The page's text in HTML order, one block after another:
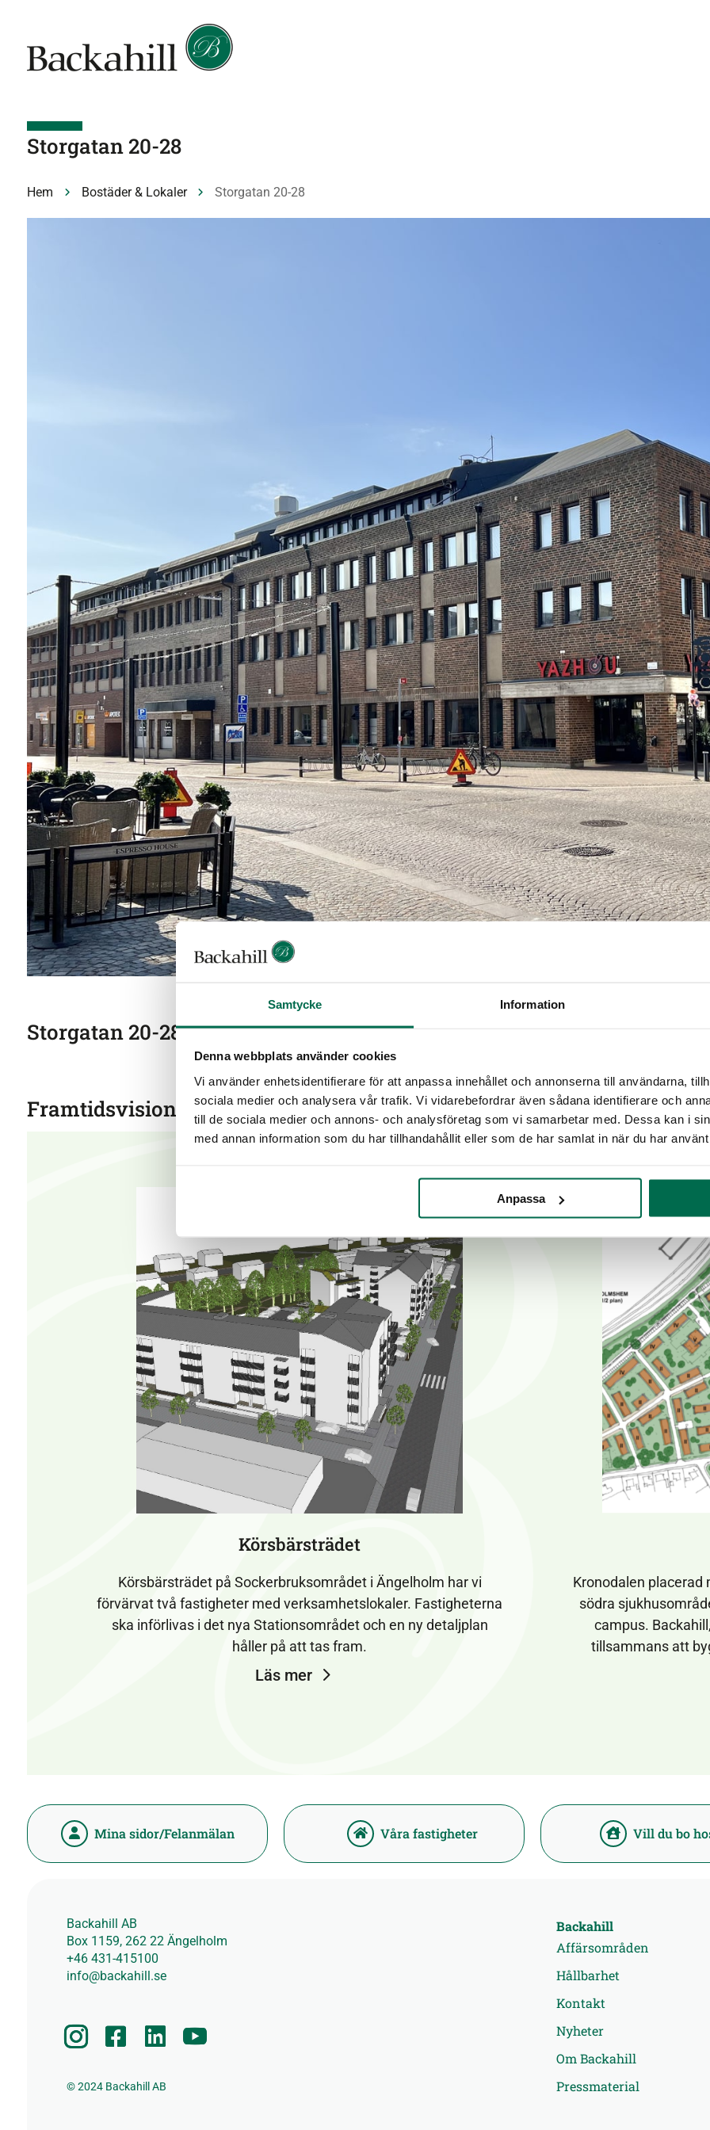
Samtycke Information
Denna webbplats använder cookies
Vi använder enhetsidentifierare för att anpassa innehållet och annonserna till användarna,
sociala medier och analysera vår trafik. Vi vidarebefordrar även sådana identifierare och
till de sociala medier och annons- och analysföretag som vi samarbetar med. Dessa kan i
med annan information som du har tillhandahållit eller som de har samlat in när du har
Anpassa
Storgatan 20-28
Hem Bostäder & Lokaler Storgatan 20-28
Storgatan 20-28
Framtidsvisioner
Körsbärsträdet
Körsbärsträdet på Sockerbruksområdet i Ängelholm har vi
förvärvat två fastigheter med verksamhetslokaler. Fastigheterna
ska införlivas i det nya Stationsområdet och en ny detaljplan
håller på att tas fram.
Läs mer
Kronodalen placerad
södra
campus.
tillsammans att
Mina sidor/Felanmälan Våra fastigheter Vill du bo
Backahill AB
Box 1159, 262 22 Ängelholm
+46 431-415100
info@backahill.se
© 2024 Backahill AB
Backahill
Affärsområden
Hållbarhet
Kontakt
Nyheter
Om Backahill
Pressmaterial